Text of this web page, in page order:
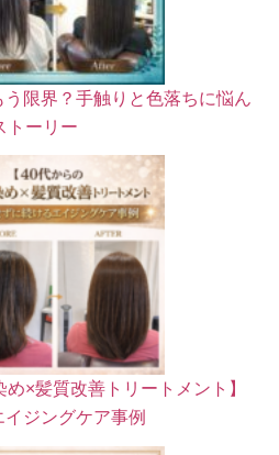
限界？手触りと色落ちに悩ん
トーリー
め×髪質改善トリートメント】
ジングケア事例